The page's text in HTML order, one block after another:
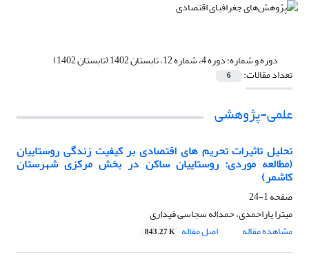
دوره و شماره:دوره 4، شماره 12، تابستان 1402 (تابستان 1402)
تعداد مقالات: 6
علمی-پژوهشی
تحلیل تاثیرات تحریم های اقتصادی بر کیفیت زندگی روستاییان
(مطالعه موردی: روستاییان ساکن در بخش مرکزی شهرستان
کاشمر)
صفحه1-24
میترا یاراحمدی، حمداله سجاسی قیداری
مشاهده مقاله
اصل مقاله 843.27 K